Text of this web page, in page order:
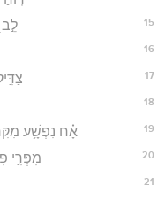
15 לֵ֣ב
16
17
18
19 אָ֗ח נִפְשָׁ֥ע
20 מִפְּרִ֣י
21